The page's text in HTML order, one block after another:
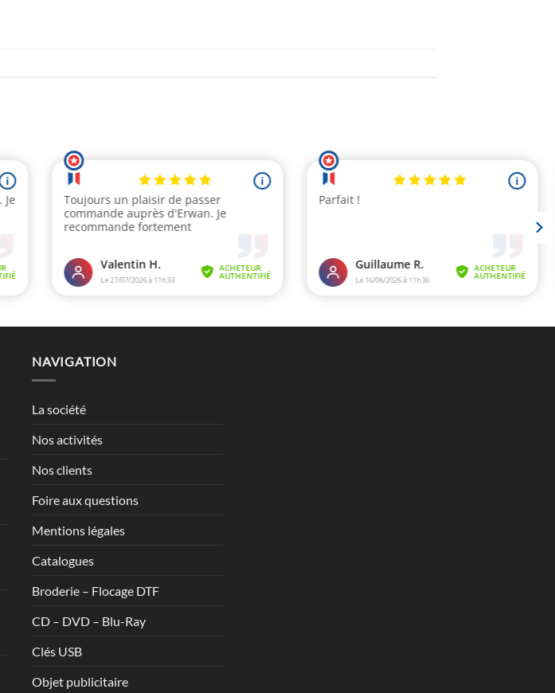
NAVIGATION
La société
Nos activités
Nos clients
Foire aux questions
Mentions légales
Catalogues
Broderie – Flocage DTF
CD – DVD – Blu-Ray
Clés USB
Objet publicitaire